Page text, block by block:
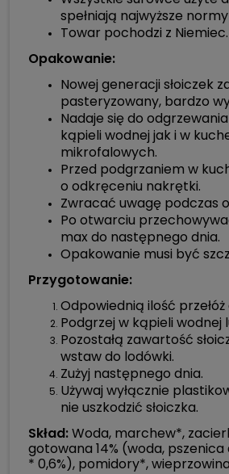
spełniają najwyższe
Towar pochodzi z Niemiec.
Opakowanie:
Nowej generacji słoiczek
pasteryzowany, bardzo
Nadaje się do
kąpieli wodnej jak i w
mikrofalowych.
Przed podgrzaniem w
o odkręceniu nakrętki.
Zwracać uwagę podczas
Po otwarciu
max do następnego dnia.
Opakowanie musi być
Przygotowanie:
Odpowiednią ilość przełóż
Podgrzej w kąpieli wodnej
Pozostałą zawartość
wstaw do lodówki.
Zużyj następnego dnia.
Używaj wyłącznie
nie uszkodzić słoiczka.
Skład:Woda, marchew*,
gotowana 14% (woda, pszenica
* 0,6%), pomidory*,